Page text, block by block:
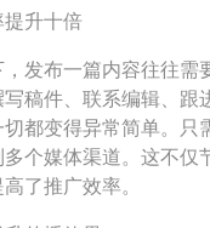
升十倍
发布一篇内容往往需
稿件、联系编辑、跟
都变得异常简单。只
个媒体渠道。这不仅
了推广效率。